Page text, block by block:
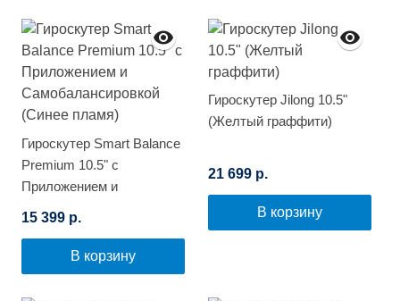
Гироскутер Smart Balance
Premium 10.5" с
Приложением и
(Синее пламя)
15 399 р.
В корзину
Гироскутер Jilong 10.5"
(Желтый граффити)
21 699 р.
В корзину